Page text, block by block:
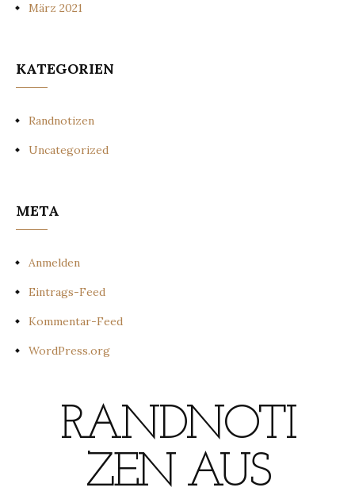
März 2021
KATEGORIEN
Randnotizen
Uncategorized
META
Anmelden
Eintrags-Feed
Kommentar-Feed
WordPress.org
RANDNOTI
ZEN AUS